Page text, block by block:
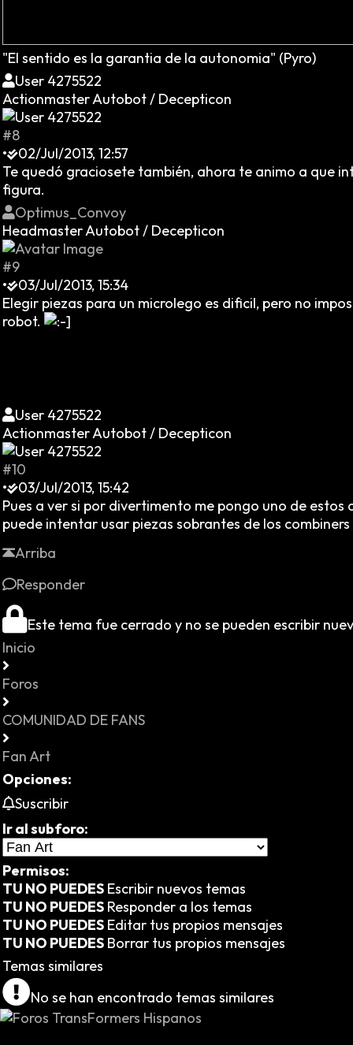
"El sentido es la garantia de la autonomia" (Pyro)
User 4275522
Actionmaster Autobot / Decepticon
#8
•
02/Jul/2013, 12:57
Te quedó graciosete también, ahora te animo a que
figura.
Optimus_Convoy
Headmaster Autobot / Decepticon
#9
•
03/Jul/2013, 15:34
Elegir piezas para un microlego es dificil, pero no
robot.
User 4275522
Actionmaster Autobot / Decepticon
#10
•
03/Jul/2013, 15:42
Pues a ver si por divertimento me pongo uno de
puede intentar usar piezas sobrantes de los
Arriba
Responder
Este tema fue cerrado y no se pueden escribir
Inicio
Foros
COMUNIDAD DE FANS
Fan Art
Opciones:
Suscribir
Ir al subforo:
Permisos:
TU NO PUEDES Escribir nuevos temas
TU NO PUEDES Responder a los temas
TU NO PUEDES Editar tus propios mensajes
TU NO PUEDES Borrar tus propios mensajes
Temas similares
No se han encontrado temas similares